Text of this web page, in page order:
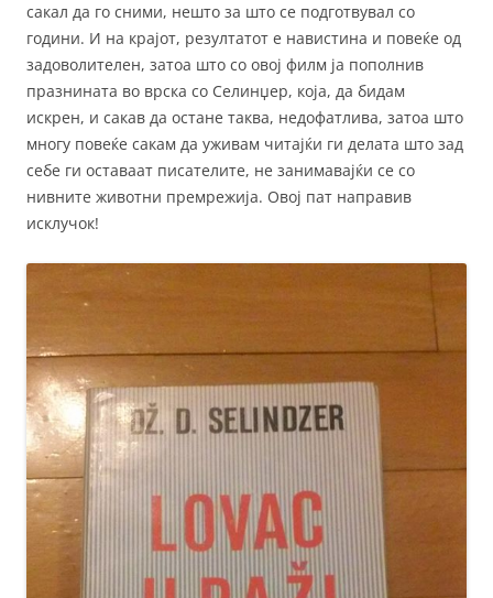
сакал да го сними, нешто за што се подготвувал со
години. И на крајот, резултатот е навистина и повеќе од
задоволителен, затоа што со овој филм ја пополнив
празнината во врска со Селинџер, која, да бидам
искрен, и сакав да остане таква, недофатлива, затоа што
многу повеќе сакам да уживам читајќи ги делата што зад
себе ги оставаат писателите, не занимавајќи се со
нивните животни премрежија. Oвој пат направив
исклучок!